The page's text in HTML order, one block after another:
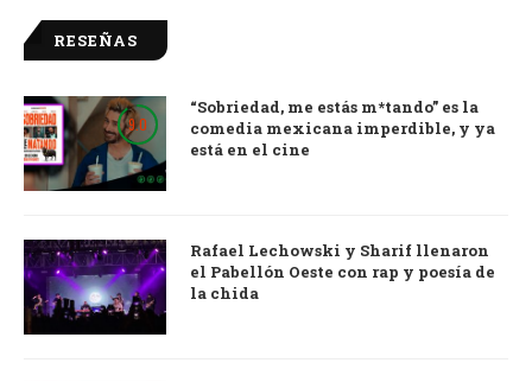
RESEÑAS
9.0
“Sobriedad, me estás m*tando” es la
comedia mexicana imperdible, y ya
está en el cine
Rafael Lechowski y Sharif llenaron
el Pabellón Oeste con rap y poesía de
la chida